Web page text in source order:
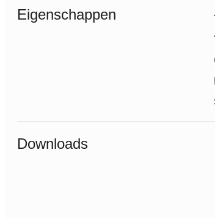
Eigenschappen
Downloads